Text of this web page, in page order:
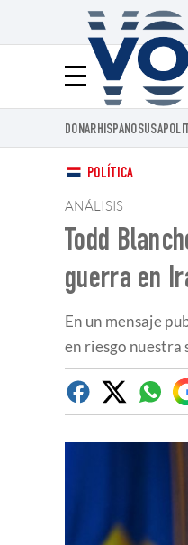
Menú
DONARHISPANOSUSA
POLÍTICA
ANÁLISIS
Todd
guerra en
En un mensaje
en riesgo nuestra
Facebook
Twitter